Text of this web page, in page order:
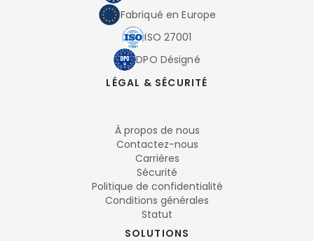
Fabriqué en Europe
ISO 27001
DPO Désigné
LÉGAL & SÉCURITÉ
À propos de nous
Contactez-nous
Carrières
Sécurité
Politique de confidentialité
Conditions générales
Statut
SOLUTIONS